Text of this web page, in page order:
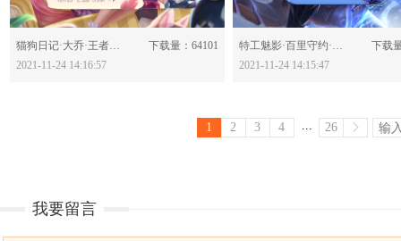
分享：
猫狗日记·大乔·王者荣耀-622921
下载量：64101
2021-11-24 14:16:57
分享：
特工魅影·百里守约·王者荣耀-622919
下载
2021-11-24 14:15:47
1 2 3 4 ... 26
我要留言